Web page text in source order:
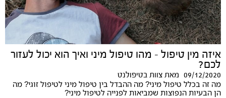
איזה מין טיפול - מהו טיפול מיני ואיך הוא יכול לעזור
לכם?
09/12/2020 מאת צוות בטיפולנט
מה זה בכלל טיפול מיני? מה ההבדל בין טיפול מיני לטיפול זוגי? מה
הן הבעיות הנפוצות שמביאות לפנייה לטיפול מיני?